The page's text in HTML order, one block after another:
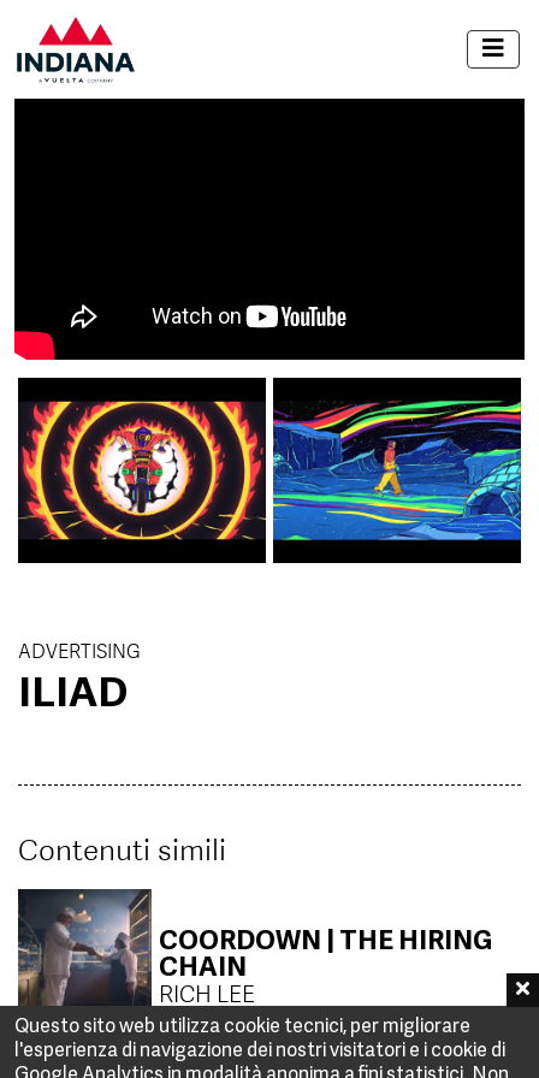
ADVERTISING
ILIAD
Contenuti simili
COORDOWN | THE HIRING
CHAIN
RICH LEE
Questo sito web utilizza cookie tecnici, per migliorare
l'esperienza di navigazione dei nostri visitatori e i cookie di